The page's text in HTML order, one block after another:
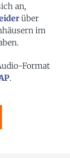
an,
über
im
Format
.